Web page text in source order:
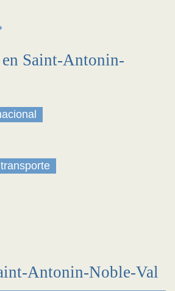
Saint-Antonin-
Antonin-Noble-Val